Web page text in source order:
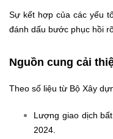
Sự kết hợp của các yếu
đánh dấu bước phục hồi
Nguồn cung cải
Theo số liệu từ Bộ Xây
Lượng giao dịch
2024.